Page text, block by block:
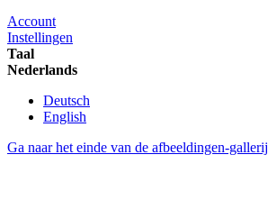
Account
Instellingen
Taal
Nederlands
Deutsch
English
Ga naar het einde van de afbeeldingen-gallerij